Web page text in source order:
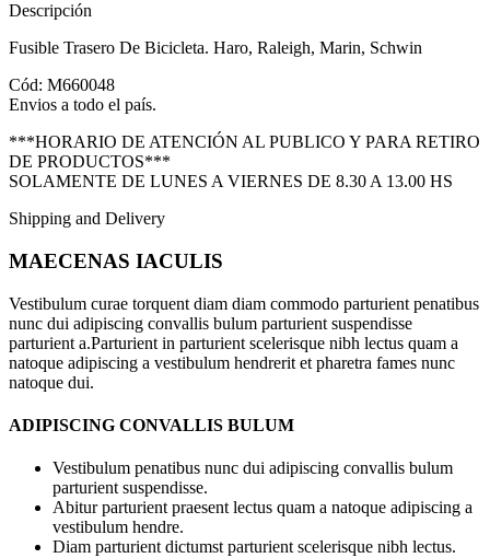
Descripción
Fusible Trasero De Bicicleta. Haro, Raleigh, Marin, Schwin
Cód: M660048
Envios a todo el país.
***HORARIO DE ATENCIÓN AL PUBLICO Y PARA RETIRO
DE PRODUCTOS***
SOLAMENTE DE LUNES A VIERNES DE 8.30 A 13.00 HS
Shipping and Delivery
MAECENAS IACULIS
Vestibulum curae torquent diam diam commodo parturient penatibus
nunc dui adipiscing convallis bulum parturient suspendisse
parturient a.Parturient in parturient scelerisque nibh lectus quam a
natoque adipiscing a vestibulum hendrerit et pharetra fames nunc
natoque dui.
ADIPISCING CONVALLIS BULUM
Vestibulum penatibus nunc dui adipiscing convallis bulum
parturient suspendisse.
Abitur parturient praesent lectus quam a natoque adipiscing a
vestibulum hendre.
Diam parturient dictumst parturient scelerisque nibh lectus.